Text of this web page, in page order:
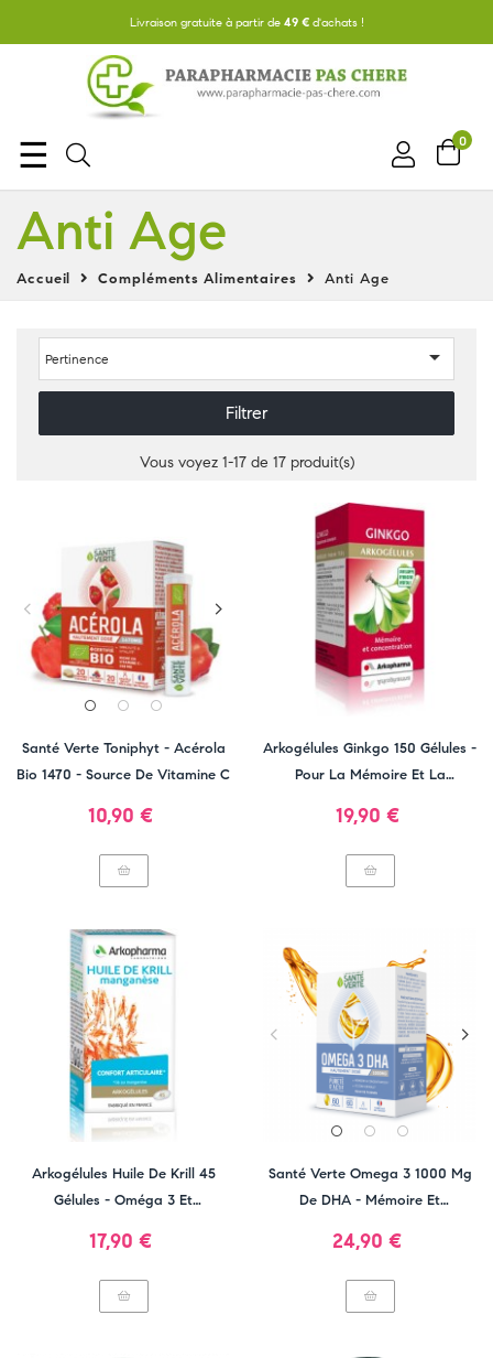
Livraison gratuite à partir de 49 €d'achats !
0
Basculer
la
navigation
☰
Anti Age
Accueil Compléments Alimentaires Anti Age
Pertinence 
Filtrer
Vous voyez 1-17 de 17 produit(s)
Santé Verte Toniphyt - Acérola
Bio 1470 - Source De Vitamine C
Prix
10,90 €
Arkogélules Ginkgo 150 Gélules -
Pour La Mémoire Et La
Prix
19,90 €
Arkogélules Huile De Krill 45
Gélules - Oméga 3 Et
Prix
17,90 €
Santé Verte Omega 3 1000 Mg
De DHA - Mémoire Et
Prix
24,90 €